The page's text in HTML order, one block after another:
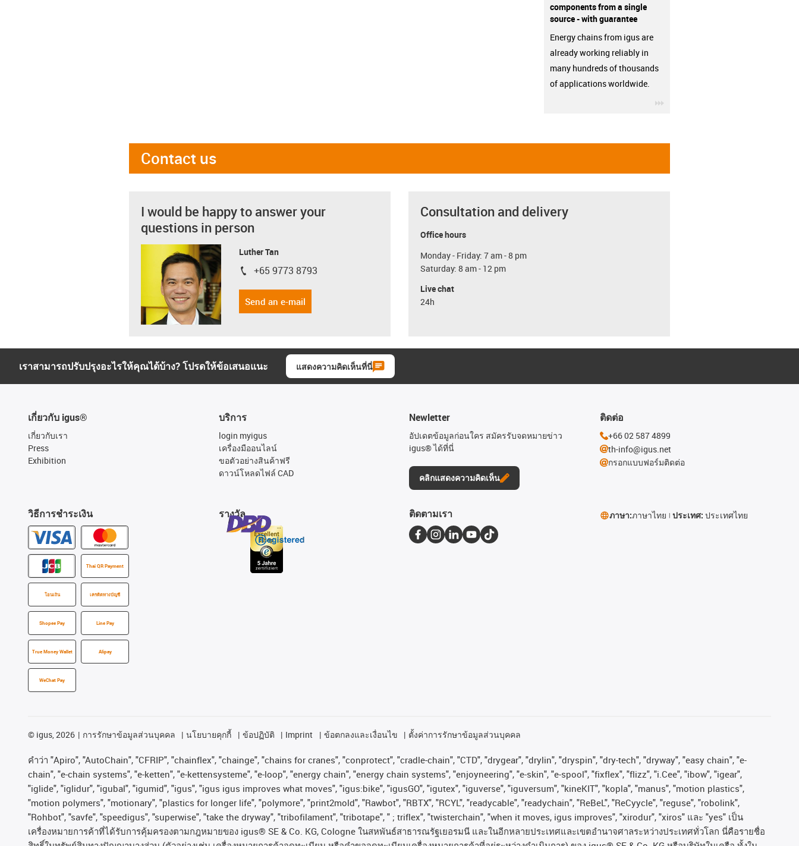
components from a single
source - with guarantee
Energy chains from igus are
already working reliably in
many hundreds of thousands
of applications worldwide.
Contact us
I would be happy to answer your
questions in person
Luther Tan
igus-icon-phone
+65 9773 8793
Send an e-mail
Consultation and delivery
Office hours
Monday - Friday: 7 am - 8 pm
Saturday: 8 am - 12 pm
Live chat
24h
เราสามารถปรับปรุงอะไรให้คุณได้บ้าง? โปรดให้ข้อเสนอแนะ แสดงความคิดเห็นที่นี่
เกี่ยวกับ igus®
เกี่ยวกับเรา
Press
Exhibition
วิธีการชำระเงิน
Thai QR Payment
โอนเงิน เครดิตทางบัญชี
Shopee Pay Line Pay
True Money Wallet Alipay
WeChat Pay
บริการ
login myigus
เครื่องมืออนไลน์
ขอตัวอย่างสินค้าฟรี
ดาวน์โหลดไฟล์ CAD
รางวัล
Newletter
อัปเดตข้อมูลก่อนใคร สมัครรับจดหมายข่าว
igus® ได้ที่นี่
คลิกแสดงความคิดเห็น
ติดต่อ
+66 02 587 4899
th-info@igus.net
กรอกแบบฟอร์มติดต่อ
ติดตามเรา ภาษา:ภาษาไทย ประเทศ: ประเทศไทย
© igus, 2026 การรักษาข้อมูลส่วนบุคคล นโยบายคุกกี้ ข้อปฏิบัติ Imprint ข้อตกลงและเงื่อนไข ตั้งค่าการรักษาข้อมูลส่วนบุคคล
คําว่า "Apiro", "AutoChain", "CFRIP", "chainflex", "chainge", "chains for cranes", "conprotect", "cradle-chain", "CTD", "drygear", "drylin", "dryspin", "dry-tech", "dryway", "easy chain", "e-
chain", "e-chain systems", "e-ketten", "e-kettensysteme", "e-loop", "energy chain", "energy chain systems", "enjoyneering", "e-skin", "e-spool", "fixflex", "flizz", "i.Cee", "ibow", "igear",
"iglide", "iglidur", "igubal", "igumid", "igus", "igus igus improves what moves", "igus:bike", "igusGO", "igutex", "iguverse", "iguversum", "kineKIT", "kopla", "manus", "motion plastics",
"motion polymers", "motionary", "plastics for longer life", "polymore", "print2mold", "Rawbot", "RBTX", "RCYL", "readycable", "readychain", "ReBeL", "ReCyycle", "reguse", "robolink",
"Rohbot", "savfe", "speedigus", "superwise", "take the dryway", "tribofilament", "tribotape", " ; triflex", "twisterchain", "when it moves, igus improves", "xirodur", "xiros" และ "yes" เป็น
เครื่องหมายการค้าที่ได้รับการคุ้มครองตามกฎหมายของ igus® SE & Co. KG, Cologne ในสหพันธ์สาธารณรัฐเยอรมนี และในอีกหลายประเทศและเขตอํานาจศาลระหว่างประเทศทั่วโลก นี่คือรายชื่อ